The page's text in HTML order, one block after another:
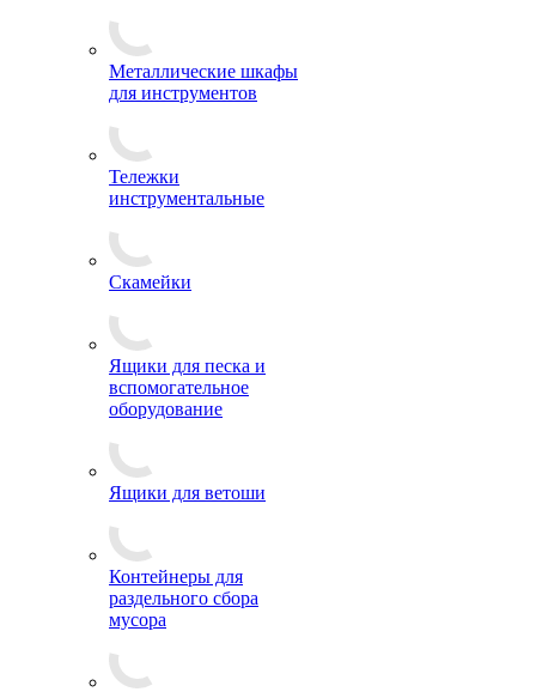
Металлические шкафы
для инструментов
Тележки
инструментальные
Скамейки
Ящики для песка и
вспомогательное
оборудование
Ящики для ветоши
Контейнеры для
раздельного сбора
мусора